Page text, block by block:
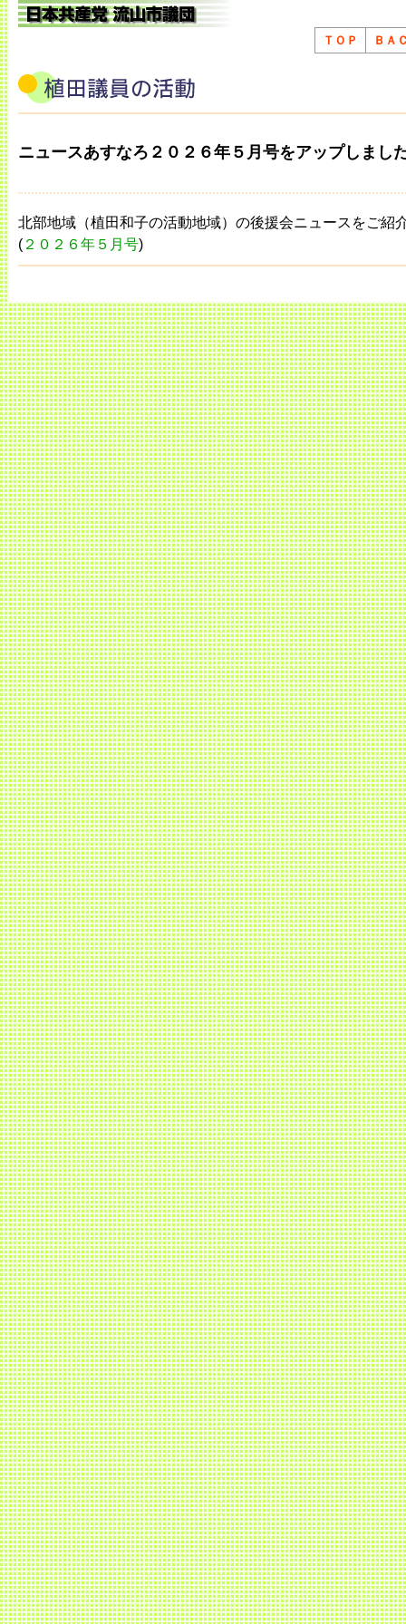
ＴＯＰ ＢＡ
ニュースあすなろ２０２６年５月号をアップしまし
北部地域（植田和子の活動地域）の後援会ニュースをご紹
( ２０２６年５月号)